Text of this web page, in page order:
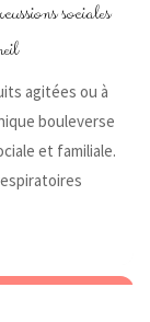
sociales
agitées ou à
bouleverse
et familiale.